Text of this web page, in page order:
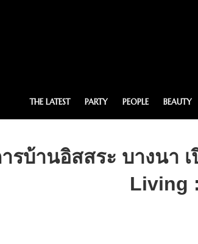
THE LATEST PARTY PEOPLE BEAUTY
รบ้านอิสสระ บางนา
Living